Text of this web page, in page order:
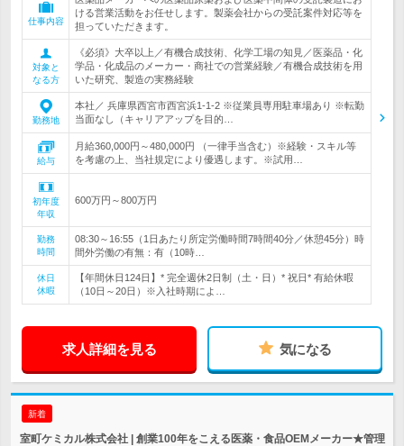
仕事内容
ける営業活動をお任せします。製薬会社からの受託案件対応等を
担っていただきます。
対象と
なる方
《必須》大卒以上／有機合成技術、化学工場の知見／医薬品・化
学品・化成品のメーカー・商社での営業経験／有機合成技術を用
いた研究、製造の実務経験
勤務地
本社／ 兵庫県西宮市西宮浜1-1-2 ※従業員専用駐車場あり ※転勤
当面なし（キャリアアップを目的…
給与
月給360,000円～480,000円 （一律手当含む）※経験・スキル等
を考慮の上、当社規定により優遇します。※試用…
初年度
年収
600万円～800万円
勤務
時間
08:30～16:55（1日あたり所定労働時間7時間40分／休憩45分）時
間外労働の有無：有（10時…
休日
休暇
【年間休日124日】* 完全週休2日制（土・日）* 祝日* 有給休暇
（10日～20日）※入社時期によ…
求人詳細を見る 気になる
新着
室町ケミカル株式会社 | 創業100年をこえる医薬・食品OEMメーカー★管理